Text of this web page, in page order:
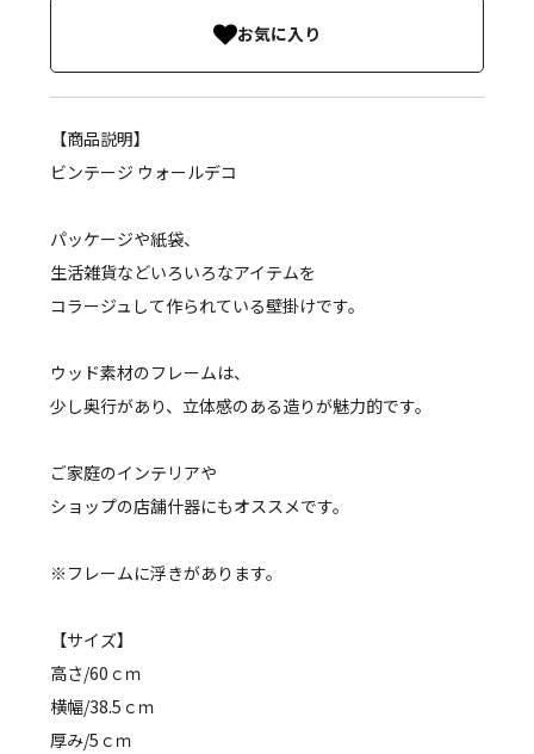
お気に入り
【商品説明】
ビンテージ ウォールデコ
パッケージや紙袋、
生活雑貨などいろいろなアイテムを
コラージュして作られている壁掛けです。
ウッド素材のフレームは、
少し奥行があり、立体感のある造りが魅力的です。
ご家庭のインテリアや
ショップの店舗什器にもオススメです。
※フレームに浮きがあります。
【サイズ】
高さ/60ｃｍ
横幅/38.5ｃｍ
厚み/5ｃｍ